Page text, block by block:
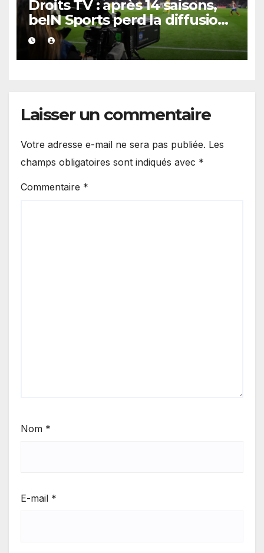
Droits TV : après 14 saisons,
beIN Sports perd la diffusion
de la Liga
Laisser un commentaire
Votre adresse e-mail ne sera pas publiée. Les
champs obligatoires sont indiqués avec *
Commentaire *
Nom *
E-mail *